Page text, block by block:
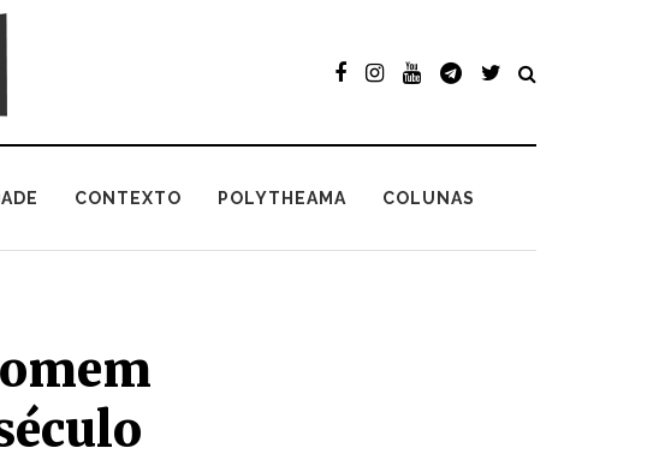
CONTEXTO POLYTHEAMA COLUNAS